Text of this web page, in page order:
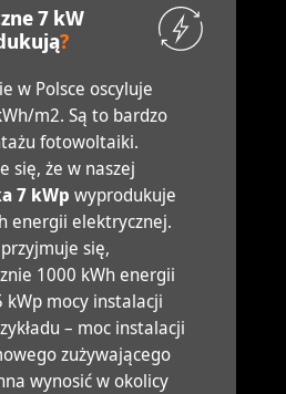
7 kW
?
w Polsce oscyluje
m2. Są to bardzo
fotowoltaiki.
się, że w naszej
7 kWp wyprodukuje
energii elektrycznej.
się,
1000 kWh energii
mocy instalacji
– moc instalacji
zużywającego
wynosić w okolicy